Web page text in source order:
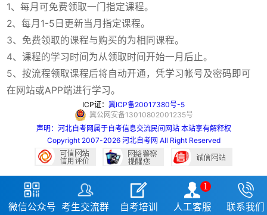
1、每月可免费领取一门指定课程。
2、每月1-5日更新当月指定课程。
3、免费领取的课程与购买的为相同课程。
4、课程的学习时间为从领取时间开始一月后止。
5、按流程领取课程后将自动开通，凭学习帐号及密码即可
在网站或APP端进行学习。
ICP证： 冀ICP备20017380号-5
冀公网安备13010802001235号
声明：河北自考网属于自考信息交流民间网站 本站享有解释权
Copyright 2007-2026 河北自考网 All Right Reserved

微信公众号

考生交流群

自考培训
 1
人工客服

联系我们